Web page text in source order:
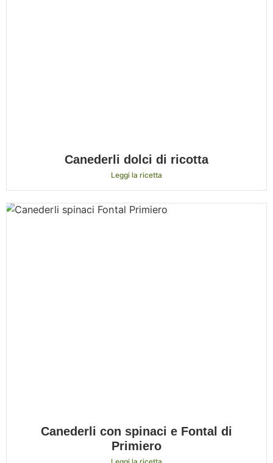
Canederli dolci di ricotta
Leggi la ricetta
Canederli con spinaci e Fontal di
Primiero